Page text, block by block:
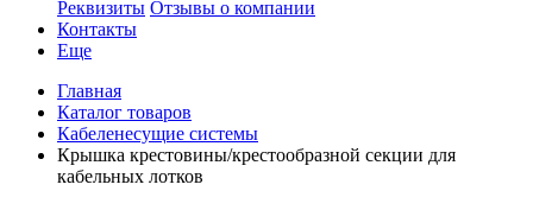
Реквизиты Отзывы о компании
Контакты
Еще
Главная
Каталог товаров
Кабеленесущие системы
Крышка крестовины/крестообразной секции для
кабельных лотков